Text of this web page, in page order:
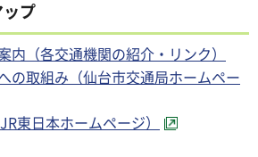
プ
内（各交通機関の紹介・リンク）
の取組み（仙台市交通局ホームペー
東日本ホームページ）